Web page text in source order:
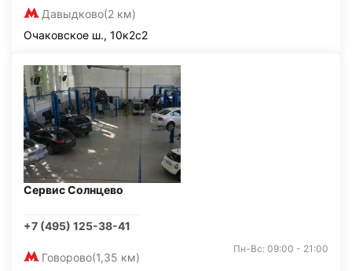
Давыдково(2 км)
Очаковское ш., 10к2с2
Сервис Солнцево
+7 (495) 125-38-41
Говорово(1,35 км)
Пн-Вс: 09:00 - 21:00